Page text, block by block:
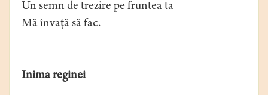
Un semn de trezire pe fruntea ta
Mă învaţă să fac.
Inima reginei